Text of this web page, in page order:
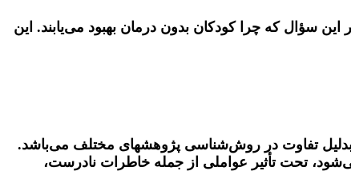
سؤال که چرا کودکان بدون درمان بهبود می‌یابند. این
این دامنه گسترده بدلیل تفاوت در روش‌شناسی پژوهشهای مختلف می‌باشد.
تحت تأثیر عواملی از جمله خاطرات نادرست،